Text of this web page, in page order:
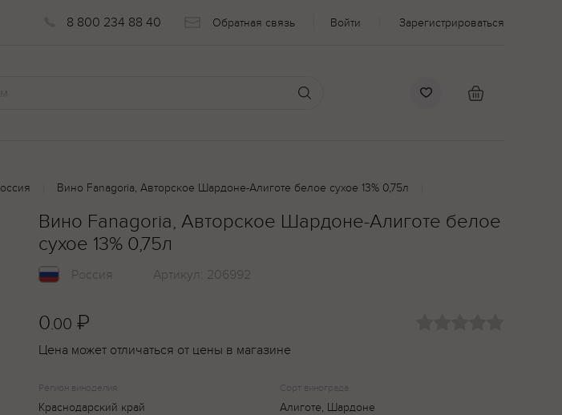
8 800 234 88 40 Обратная связь Войти Зарегистрироваться
Вино Fanagoria, Авторское Шардоне-Алиготе белое сухое 13% 0,75л
Вино Fanagoria, Авторское Шардоне-Алиготе белое
сухое 13% 0,75л
Россия Артикул: 206992
0.00 ₽
Цена может отличаться от цены в магазине
Регион виноделия
Краснодарский край
Сорт винограда
Алиготе, Шардоне